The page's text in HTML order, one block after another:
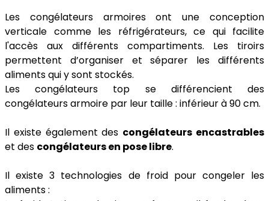
Les congélateurs armoires ont une conception
verticale comme les réfrigérateurs, ce qui facilite
l'accès aux différents compartiments. Les tiroirs
permettent d’organiser et séparer les différents
aliments qui y sont stockés.
Les congélateurs top se différencient des
congélateurs armoire par leur taille : inférieur à 90 cm.
Il existe également des congélateurs encastrables
et des congélateurs en pose libre.
Il existe 3 technologies de froid pour congeler les
aliments :